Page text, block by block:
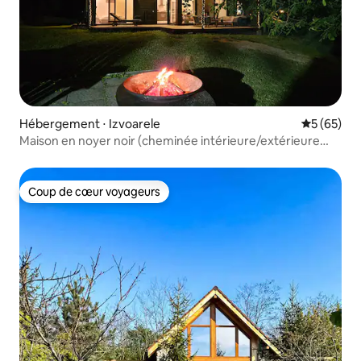
Hébergement ⋅ Izvoarele
5 (65)
Maison en noyer noir (cheminée intérieure/extérieure
Coup de cœur voyageurs
Coup de cœur voyageurs